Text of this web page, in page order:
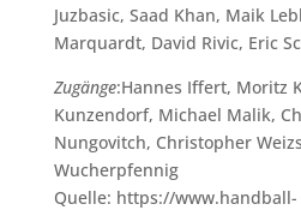
Juzbasic, Saad Khan, Maik
Marquardt, David Rivic, Eric
Zugänge:Hannes Iffert, Moritz
Kunzendorf, Michael Malik,
Nungovitch, Christopher
Wucherpfennig
Quelle: https://www.handball-